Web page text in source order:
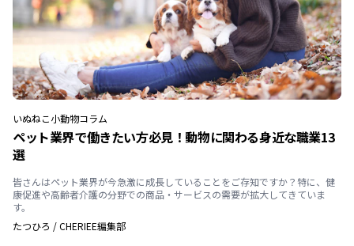
いぬねこ小動物コラム
ペット業界で働きたい方必見！動物に関わる身近な職業13
選
皆さんはペット業界が今急激に成長していることをご存知ですか？特に、健
康促進や高齢者介護の分野での商品・サービスの需要が拡大してきていま
す。
たつひろ /CHERIEE編集部